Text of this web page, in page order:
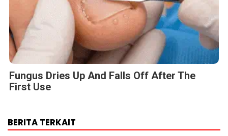
Fungus Dries Up And Falls Off After The
First Use
BERITA TERKAIT